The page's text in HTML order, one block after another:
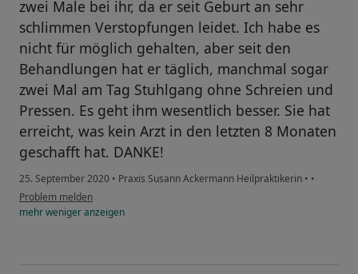
zwei Male bei ihr, da er seit Geburt an sehr
schlimmen Verstopfungen leidet. Ich habe es
nicht für möglich gehalten, aber seit den
Behandlungen hat er täglich, manchmal sogar
zwei Mal am Tag Stuhlgang ohne Schreien und
Pressen. Es geht ihm wesentlich besser. Sie hat
erreicht, was kein Arzt in den letzten 8 Monaten
geschafft hat. DANKE!
25. September 2020 • Praxis Susann Ackermann Heilpraktikerin • •
Problem melden
mehrwenigeranzeigen